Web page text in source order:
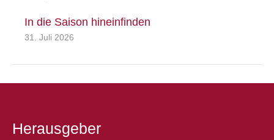
In die Saison hineinfinden
31. Juli 2026
Herausgeber